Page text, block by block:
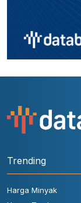
Trending
Harga Minyak